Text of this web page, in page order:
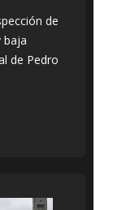
de
baja
de Pedro